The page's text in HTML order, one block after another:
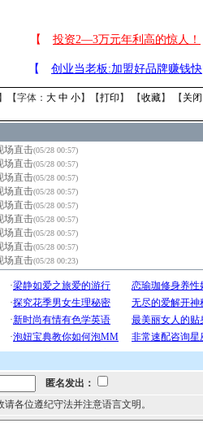
】【字体： 大 中 小】【打印 】 【收藏】 【 关闭
场直击(05/28 00:57)
场直击(05/28 00:57)
场直击(05/28 00:57)
场直击(05/28 00:57)
场直击(05/28 00:57)
场直击(05/28 00:57)
场直击(05/28 00:57)
场直击(05/28 00:57)
场直击(05/28 00:23)
匿名发出：
各位遵纪守法并注意语言文明。